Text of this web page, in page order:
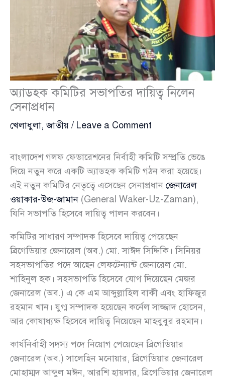
অ্যাডহক কমিটির সভাপতির দায়িত্ব নিলেন
সেনাপ্রধান
খেলাধুলা,জাতীয় / Leave a Comment
বাংলাদেশ গলফ ফেডারেশনের নির্বাহী কমিটি সম্প্রতি ভেঙে
দিয়ে নতুন করে একটি অ্যাডহক কমিটি গঠন করা হয়েছে।
এই নতুন কমিটির নেতৃত্বে এসেছেন সেনাপ্রধান জেনারেল
ওয়াকার-উজ-জামান (General Waker-Uz-Zaman),
যিনি সভাপতি হিসেবে দায়িত্ব পালন করবেন।
কমিটির সাধারণ সম্পাদক হিসেবে দায়িত্ব পেয়েছেন
ব্রিগেডিয়ার জেনারেল (অব.) মো. সাঈদ সিদ্দিকি। সিনিয়র
সহসভাপতির পদে আছেন লেফটেন্যান্ট জেনারেল মো.
শাহিনুল হক। সহসভাপতি হিসেবে যোগ দিয়েছেন মেজর
জেনারেল (অব.) এ কে এম আব্দুল্লাহিল বাকী এবং হাফিজুর
রহমান খান। যুগ্ম সম্পাদক হয়েছেন কর্নেল সাজ্জাদ হোসেন,
আর কোষাধ্যক্ষ হিসেবে দায়িত্ব নিয়েছেন মাহবুবুর রহমান।
কার্যনির্বাহী সদস্য পদে নিয়োগ পেয়েছেন ব্রিগেডিয়ার
জেনারেল (অব.) সালেহিন মনোয়ার, ব্রিগেডিয়ার জেনারেল
মোহাম্মদ আব্দুল মঈন, আরশি হায়দার, ব্রিগেডিয়ার জেনারেল